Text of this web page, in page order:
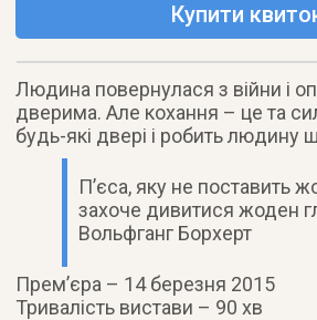
Купити
Людина повернулася з війни і
дверима. Але кохання – це та
будь-які двері і робить людину
П’єса, яку не поставить
захоче дивитися жоден
Вольфганг Борхерт
Прем’єра – 14 березня 2015
Тривалість вистави – 90 хв